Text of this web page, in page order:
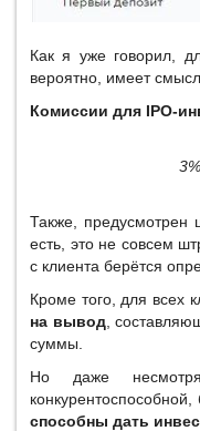
Как я уже говорил,
вероятно, имеет смысл
Комиссии для IPO-
Также, предусмотрен
есть, это не совсем
с клиента берётся
Кроме того, для всех
на вывод,
суммы.
Но даже
способны дать